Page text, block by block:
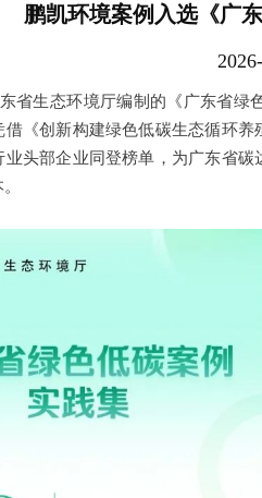
鹏凯环境案例入选《广
省生态环境厅编制的《广东省绿
借《创新构建绿色低碳生态循环
业头部企业同登榜单，为广东省